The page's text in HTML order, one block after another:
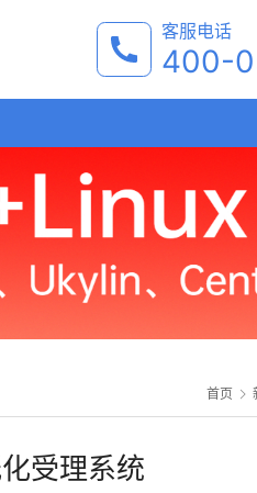
客服电话
400-
首页
受理系统